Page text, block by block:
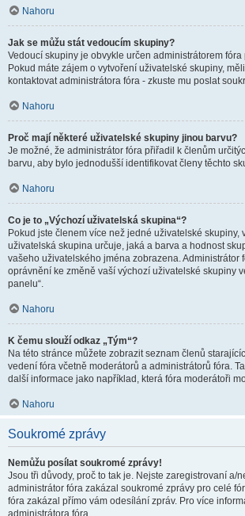
Nahoru
Jak se můžu stát vedoucím skupiny?
Vedoucí skupiny je obvykle určen administrátorem fóra
Pokud máte zájem o vytvoření uživatelské skupiny,
kontaktovat administrátora fóra - zkuste mu poslat
Nahoru
Proč mají některé uživatelské skupiny jinou barvu?
Je možné, že administrátor fóra přiřadil k členům
barvu, aby bylo jednodušší identifikovat členy těchto
Nahoru
Co je to „Výchozí uživatelská skupina“?
Pokud jste členem více než jedné uživatelské skupiny,
uživatelská skupina určuje, jaká a barva a hodnost
vašeho uživatelského jména zobrazena. Administrátor
oprávnění ke změně vaší výchozí uživatelské skupiny
panelu“.
Nahoru
K čemu slouží odkaz „Tým“?
Na této stránce můžete zobrazit seznam členů
vedení fóra včetně moderátorů a administrátorů fóra.
další informace jako například, která fóra moderátoři
Nahoru
Soukromé zprávy
Nemůžu posílat soukromé zprávy!
Jsou tři důvody, proč to tak je. Nejste zaregistrovaní a/
administrátor fóra zakázal soukromé zprávy pro celé
fóra zakázal přímo vám odesílání zpráv. Pro více
administrátora fóra.